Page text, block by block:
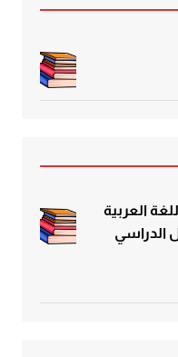
العربية
الدراسي